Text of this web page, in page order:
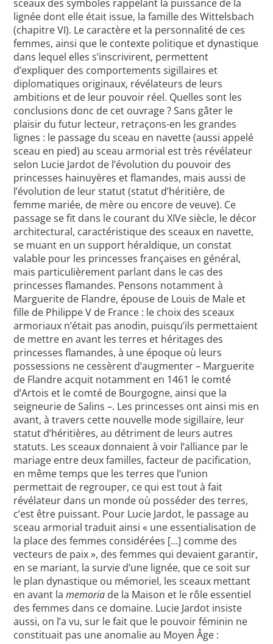
sceaux des symboles rappelant la puissance de la
lignée dont elle était issue, la famille des Wittelsbach
(chapitre VI). Le caractère et la personnalité de ces
femmes, ainsi que le contexte politique et dynastique
dans lequel elles s’inscrivirent, permettent
d’expliquer des comportements sigillaires et
diplomatiques originaux, révélateurs de leurs
ambitions et de leur pouvoir réel. Quelles sont les
conclusions donc de cet ouvrage ? Sans gâter le
plaisir du futur lecteur, retraçons-en les grandes
lignes : le passage du sceau en navette (aussi appelé
sceau en pied) au sceau armorial est très révélateur
selon Lucie Jardot de l’évolution du pouvoir des
princesses hainuyères et flamandes, mais aussi de
l’évolution de leur statut (statut d’héritière, de
femme mariée, de mère ou encore de veuve). Ce
passage se fit dans le courant du XIVe siècle, le décor
architectural, caractéristique des sceaux en navette,
se muant en un support héraldique, un constat
valable pour les princesses françaises en général,
mais particulièrement parlant dans le cas des
princesses flamandes. Pensons notamment à
Marguerite de Flandre, épouse de Louis de Male et
fille de Philippe V de France : le choix des sceaux
armoriaux n’était pas anodin, puisqu’ils permettaient
de mettre en avant les terres et héritages des
princesses flamandes, à une époque où leurs
possessions ne cessèrent d’augmenter – Marguerite
de Flandre acquit notamment en 1461 le comté
d’Artois et le comté de Bourgogne, ainsi que la
seigneurie de Salins –. Les princesses ont ainsi mis en
avant, à travers cette nouvelle mode sigillaire, leur
statut d’héritières, au détriment de leurs autres
statuts. Les sceaux donnaient à voir l’alliance par le
mariage entre deux familles, facteur de pacification,
en même temps que les terres que l’union
permettait de regrouper, ce qui est tout à fait
révélateur dans un monde où posséder des terres,
c’est être puissant. Pour Lucie Jardot, le passage au
sceau armorial traduit ainsi « une essentialisation de
la place des femmes considérées […] comme des
vecteurs de paix », des femmes qui devaient garantir,
en se mariant, la survie d’une lignée, que ce soit sur
le plan dynastique ou mémoriel, les sceaux mettant
en avant lamemoria de la Maison et le rôle essentiel
des femmes dans ce domaine. Lucie Jardot insiste
aussi, on l’a vu, sur le fait que le pouvoir féminin ne
constituait pas une anomalie au Moyen Âge :